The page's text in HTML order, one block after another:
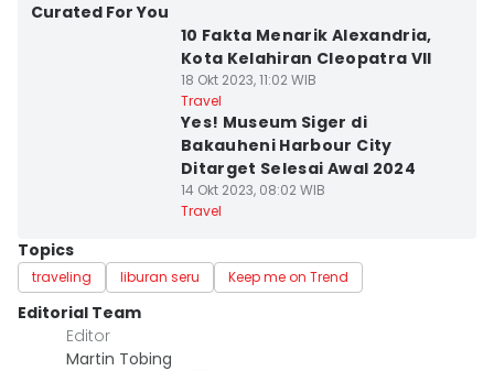
Curated For You
10 Fakta Menarik Alexandria,
Kota Kelahiran Cleopatra VII
18 Okt 2023, 11:02 WIB
Travel
Yes! Museum Siger di
Bakauheni Harbour City
Ditarget Selesai Awal 2024
14 Okt 2023, 08:02 WIB
Travel
Topics
traveling liburan seru Keep me on Trend
Editorial Team
Editor
Martin Tobing